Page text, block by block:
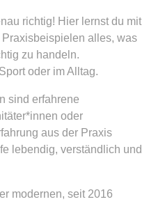
richtig! Hier lernst du mit
alles, was
zu handeln.
oder im Alltag.
sind erfahrene
oder
aus der Praxis
lebendig, verständlich und
modernen, seit 2016